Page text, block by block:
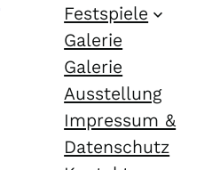
Festspiele
Galerie
Galerie
Ausstellung
Impressum &
Datenschutz